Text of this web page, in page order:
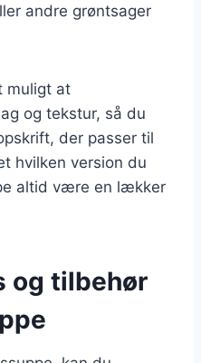
andre grøntsager
muligt at
og tekstur, så du
der passer til
hvilken version du
altid være en lækker
og tilbehør